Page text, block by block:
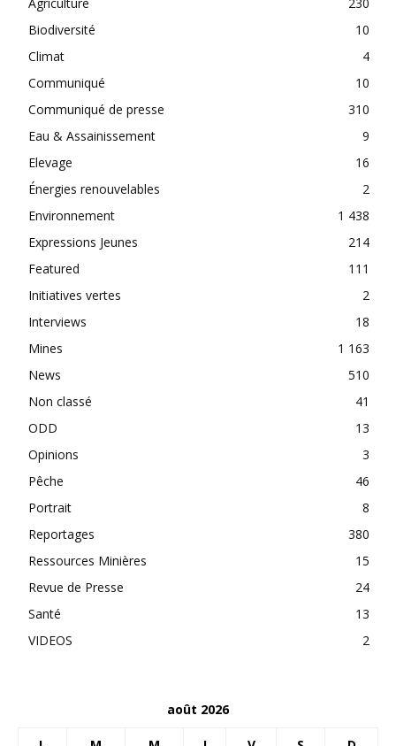
Biodiversité
10
Climat
4
Communiqué
10
Communiqué de presse
310
Eau & Assainissement
9
Elevage
16
Énergies renouvelables
2
Environnement
1 438
Expressions Jeunes
214
Featured
111
Initiatives vertes
2
Interviews
18
Mines
1 163
News
510
Non classé
41
ODD
13
Opinions
3
Pêche
46
Portrait
8
Reportages
380
Ressources Minières
15
Revue de Presse
24
Santé
13
VIDEOS
2
août 2026